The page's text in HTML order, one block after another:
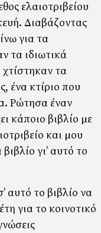
ελαιοτριβείου
Διαβάζοντας
για τα
τα ιδιωτικά
χτίστηκαν τα
ένα κτίριο που
Ρώτησα έναν
κάποιο βιβλίο µε
και µου
γι’ αυτό το
αυτό το βιβλίο να
για το κοινοτικό